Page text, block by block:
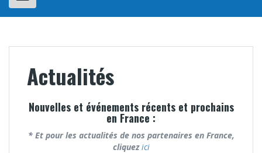
Actualités
Nouvelles et événements récents et prochains
en France :
* Et pour les actualités de nos partenaires en France,
cliquez ici